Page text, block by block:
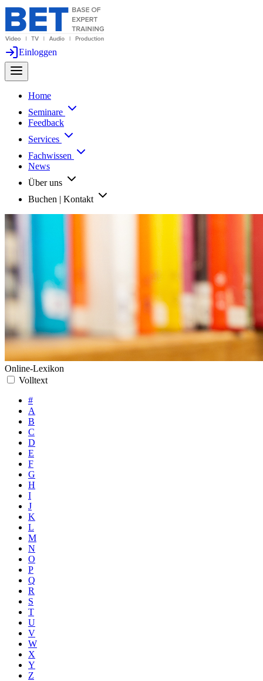
Einloggen
Home
Seminare
Feedback
Services
Fachwissen
News
Über uns
Buchen | Kontakt
Online-Lexikon
Volltext
#
A
B
C
D
E
F
G
H
I
J
K
L
M
N
O
P
Q
R
S
T
U
V
W
X
Y
Z